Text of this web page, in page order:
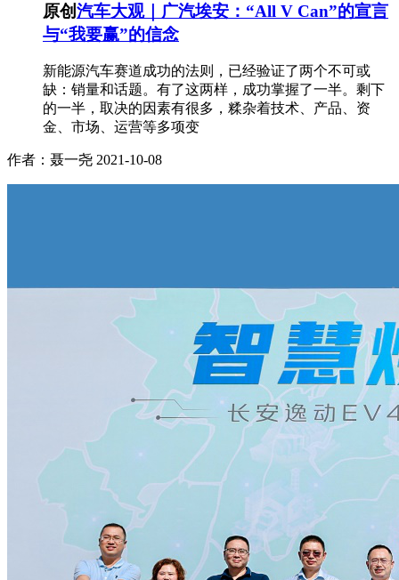
原创汽车大观｜广汽埃安：“All V Can”的宣言
与“我要赢”的信念
新能源汽车赛道成功的法则，已经验证了两个不可或
缺：销量和话题。有了这两样，成功掌握了一半。剩下
的一半，取决的因素有很多，糅杂着技术、产品、资
金、市场、运营等多项变
作者：聂一尧 2021-10-08